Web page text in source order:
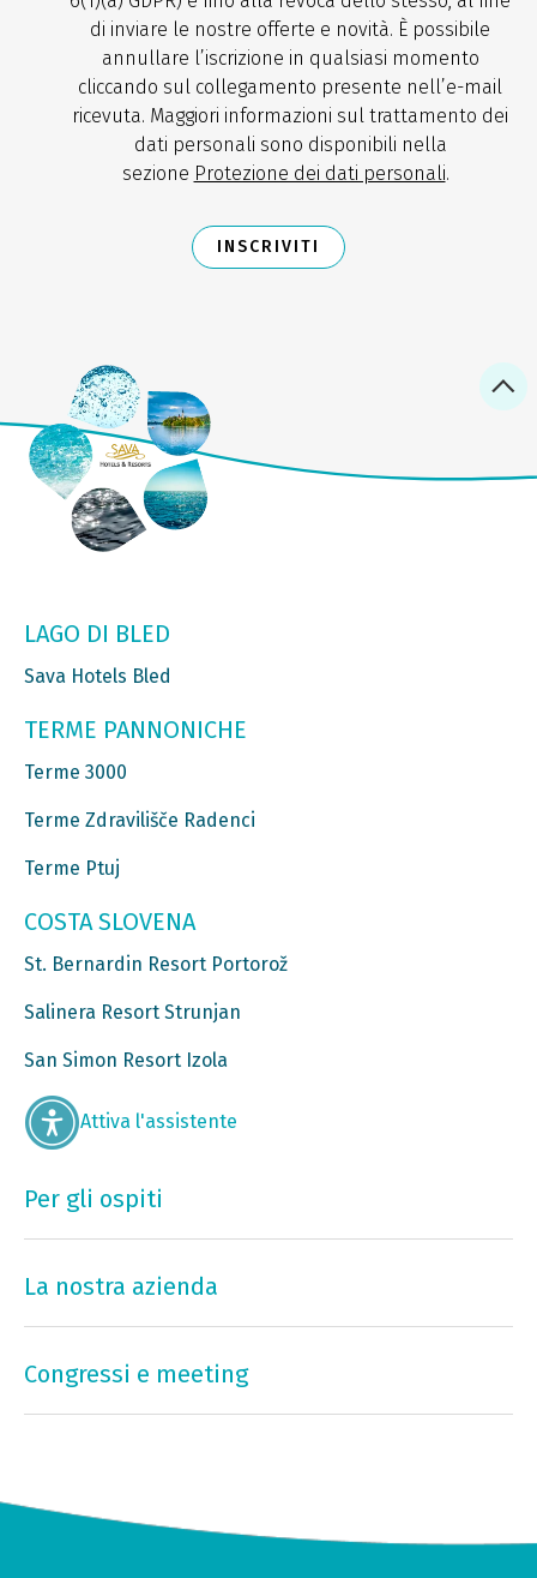
di inviare le nostre offerte e novità. È possibile
annullare l’iscrizione in qualsiasi momento
cliccando sul collegamento presente nell’e-mail
ricevuta. Maggiori informazioni sul trattamento dei
dati personali sono disponibili nella
sezione Protezione dei dati personali.
INSCRIVITI
LAGO DI BLED
Sava Hotels Bled
TERME PANNONICHE
Terme 3000
Terme Zdravilišče Radenci
Terme Ptuj
COSTA SLOVENA
St. Bernardin Resort Portorož
Salinera Resort Strunjan
San Simon Resort Izola
Attiva l'assistente
Per gli ospiti
La nostra azienda
Congressi e meeting